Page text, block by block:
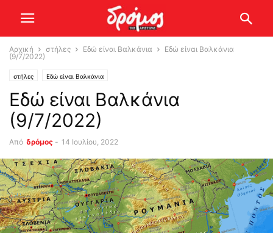
Αρχική στήλες Εδώ είναι Βαλκάνια
Εδώ είναι Βαλκάνια
(9/7/2022)
στήλες Εδώ είναι Βαλκάνια
Εδώ είναι Βαλκάνια
(9/7/2022)
Από δρόμος - 14 Ιουλίου, 2022